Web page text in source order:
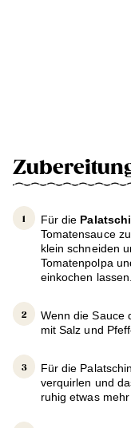
Für die
Tomatensauce
klein schneiden
Tomatenpolpa
einkochen lassen.
Wenn die Sauce
mit Salz und
Für die
verquirlen und
ruhig etwas